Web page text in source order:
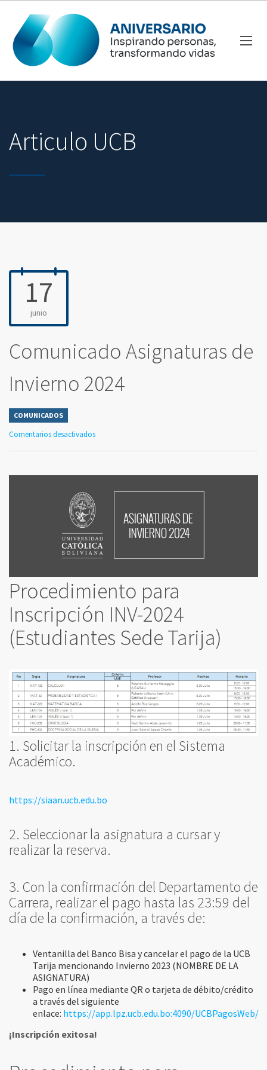
Articulo UCB
17
junio
Comunicado Asignaturas de
Invierno 2024
COMUNICADOS
Comentarios desactivados
Procedimiento para
Inscripción INV-2024
(Estudiantes Sede Tarija)
1. Solicitar la inscripción en el Sistema
Académico.
https://siaan.ucb.edu.bo
2. Seleccionar la asignatura a cursar y
realizar la reserva.
3. Con la confirmación del Departamento de
Carrera, realizar el pago hasta las 23:59 del
día de la confirmación, a través de:
Ventanilla del Banco Bisa y cancelar el pago de la UCB
Tarija mencionando Invierno 2023 (NOMBRE DE LA
ASIGNATURA)
Pago en línea mediante QR o tarjeta de débito/crédito
a través del siguiente
enlace: https://app.lpz.ucb.edu.bo:4090/UCBPagosWeb/
¡Inscripción exitosa!